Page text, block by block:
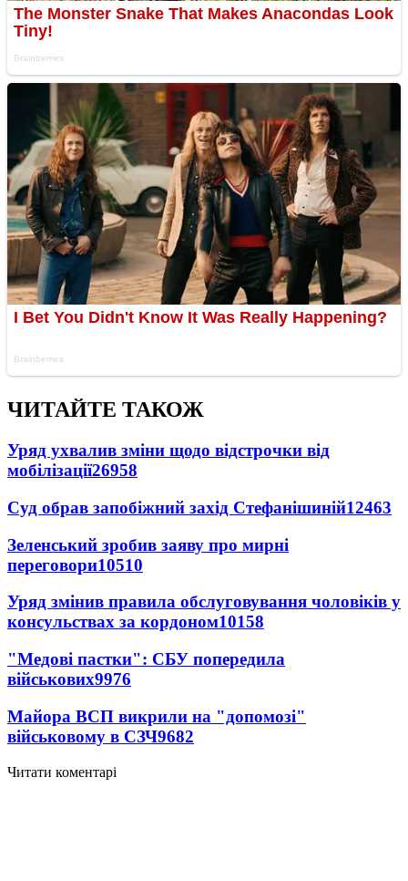
ЧИТАЙТЕ ТАКОЖ
Уряд ухвалив зміни щодо відстрочки від
мобілізації26958
Суд обрав запобіжний захід Стефанішиній12463
Зеленський зробив заяву про мирні
переговори10510
Уряд змінив правила обслуговування чоловіків у
консульствах за кордоном10158
"Медові пастки": СБУ попередила
військових9976
Майора ВСП викрили на "допомозі"
військовому в СЗЧ9682
Читати коментарі